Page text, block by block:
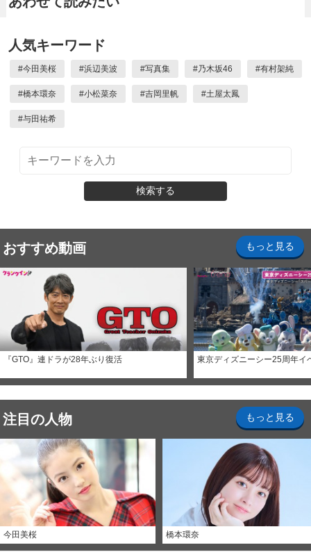
人気キーワード
#今田美桜 #浜辺美波 #写真集 #乃木坂46 #有村架純
#橋本環奈 #小松菜奈 #吉岡里帆 #土屋太鳳
#与田祐希
検索する
おすすめ動画 もっと見る
『GTO』連ドラが28年ぶり復活 東京ディズニーシー25周年イ
注目の人物 もっと見る
今田美桜 橋本環奈